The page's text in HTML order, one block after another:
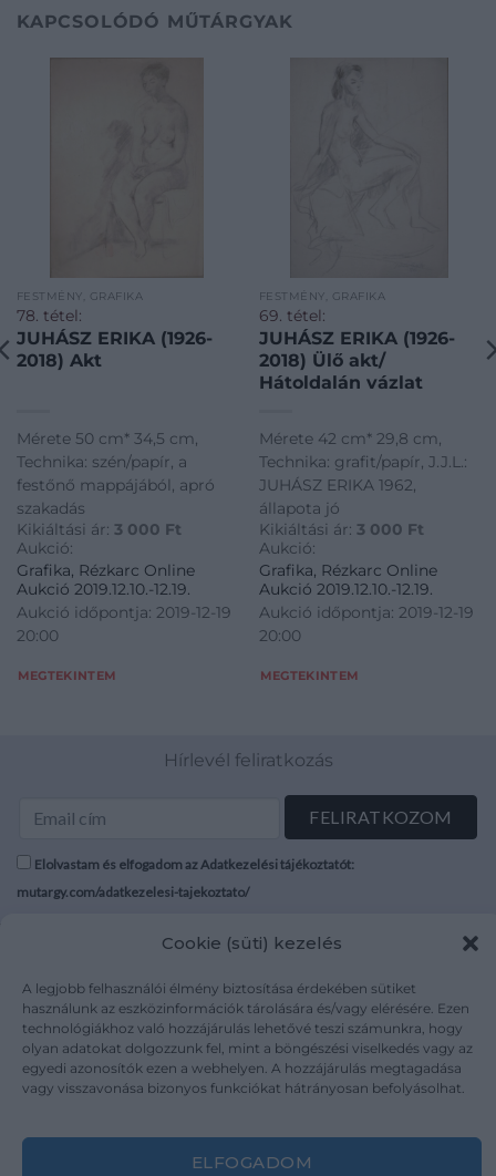
Cookie (süti) kezelés
A legjobb felhasználói élmény biztosítása érdekében sütiket
használunk az eszközinformációk tárolására és/vagy elérésére. Ezen
technológiákhoz való hozzájárulás lehetővé teszi számunkra, hogy
olyan adatokat dolgozzunk fel, mint a böngészési viselkedés vagy az
egyedi azonosítók ezen a webhelyen. A hozzájárulás megtagadása
vagy visszavonása bizonyos funkciókat hátrányosan befolyásolhat.
ELFOGADOM
KAPCSOLÓDÓ MŰTÁRGYAK
FESTMÉNY, GRAFIKA
78. tétel:
JUHÁSZ ERIKA (1926-
2018) Akt
Mérete 50 cm* 34,5 cm,
Technika: szén/papír, a
festőnő mappájából, apró
szakadás
Kikiáltási ár: 3 000 Ft
Aukció:
Grafika, Rézkarc Online
Aukció 2019.12.10.-12.19.
Aukció időpontja: 2019-12-19
20:00
MEGTEKINTEM
FESTMÉNY, GRAFIKA
69. tétel:
JUHÁSZ ERIKA (1926-
2018) Ülő akt/
Hátoldalán vázlat
Mérete 42 cm* 29,8 cm,
Technika: grafit/papír, J.J.L.:
JUHÁSZ ERIKA 1962,
állapota jó
Kikiáltási ár: 3 000 Ft
Aukció:
Grafika, Rézkarc Online
Aukció 2019.12.10.-12.19.
Aukció időpontja: 2019-12-19
20:00
MEGTEKINTEM
Hírlevél feliratkozás
Elolvastam és elfogadom az Adatkezelési tájékoztatót:
mutargy.com/adatkezelesi-tajekoztato/
Karrier
Kapcsolat
Áraink
Adatvédelem
Impresszum